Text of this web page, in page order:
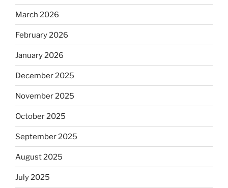
March 2026
February 2026
January 2026
December 2025
November 2025
October 2025
September 2025
August 2025
July 2025